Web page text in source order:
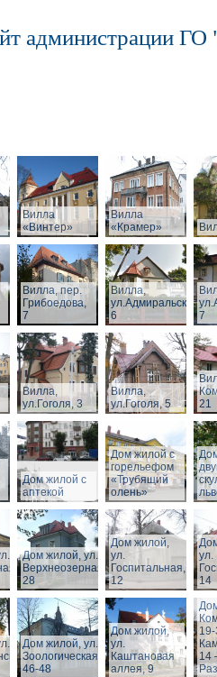
администрации ГО
Вилла
«Винтер»
Вилла
«Крамер»
Вилла, пер.
Грибоедова,
7
Вилла,
ул.Адмиральская,
6
7
Вилла,
ул.Гоголя, 3
Вилла,
ул.Гоголя, 5
21
Дом жилой с
аптекой
Дом жилой с
горельефом
«Трубящий
олень»
Дом жилой, ул.
Верхнеозерная,
28
Дом жилой,
ул.
Госпитальная,
12
ул.
14
З.Дом жилой, ул.
Зоологическая,
46-48
Дом жилой,
ул.
Каштановая
аллея, 9
14